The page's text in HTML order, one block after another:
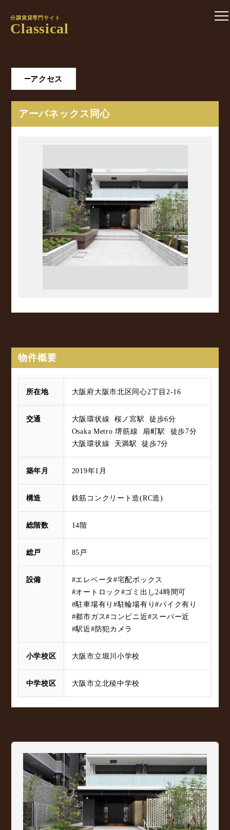
分譲賃貸専門サイト
Classical
アクセス
アーバネックス同心
物件概要
所在地 大阪府大阪市北区同心2丁目2-16
交通
大阪環状線 桜ノ宮駅 徒歩6分
Osaka Metro 堺筋線 扇町駅 徒歩7分
大阪環状線 天満駅 徒歩7分
築年月 2019年1月
構造 鉄筋コンクリート造(RC造)
総階数 14階
総戸 85戸
設備 #エレベータ#宅配ボックス
#オートロック#ゴミ出し24時間可
#駐車場有り#駐輪場有り#バイク有り
#都市ガス#コンビニ近#スーパー近
#駅近#防犯カメラ
小学校区 大阪市立堀川小学校
中学校区 大阪市立北稜中学校